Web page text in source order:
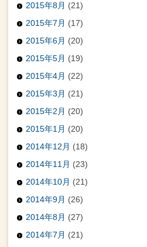
2015年8月 (21)
2015年7月 (17)
2015年6月 (20)
2015年5月 (19)
2015年4月 (22)
2015年3月 (21)
2015年2月 (20)
2015年1月 (20)
2014年12月 (18)
2014年11月 (23)
2014年10月 (21)
2014年9月 (26)
2014年8月 (27)
2014年7月 (21)